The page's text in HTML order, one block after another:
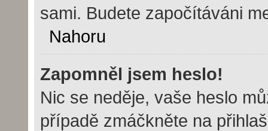
sami. Budete započítáváni
Nahoru
Zapomněl jsem heslo!
Nic se neděje, vaše heslo
případě zmáčkněte na